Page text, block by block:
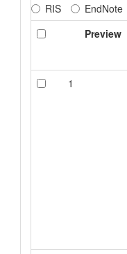
RIS
EndNote
Preview
1